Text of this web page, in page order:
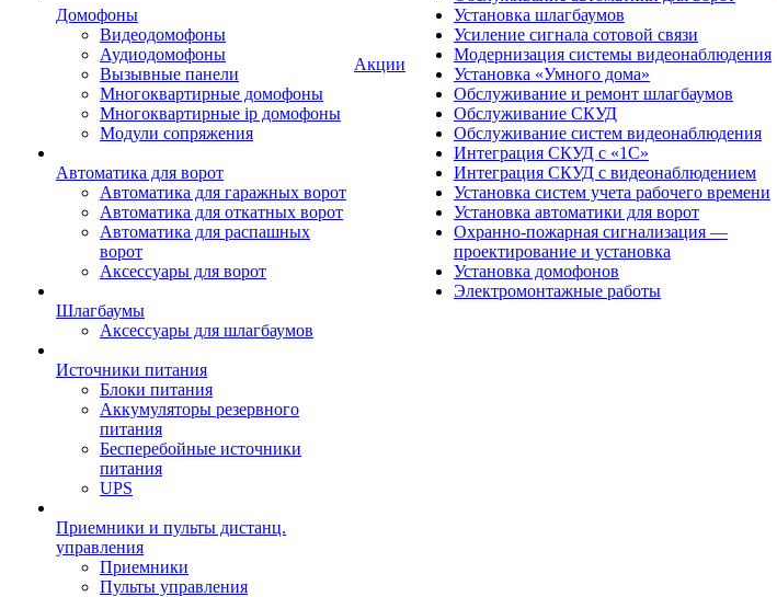
Домофоны
Видеодомофоны
Аудиодомофоны
Вызывные панели
Многоквартирные домофоны
Многоквартирные ip домофоны
Модули сопряжения
Автоматика для ворот
Автоматика для гаражных ворот
Автоматика для откатных ворот
Автоматика для распашных
ворот
Аксессуары для ворот
Шлагбаумы
Аксессуары для шлагбаумов
Источники питания
Блоки питания
Аккумуляторы резервного
питания
Бесперебойные источники
питания
UPS
Приемники и пульты дистанц.
управления
Приемники
Пульты управления
Акции
Установка шлагбаумов
Усиление сигнала сотовой связи
Модернизация системы видеонаблюдения
Установка «Умного дома»
Обслуживание и ремонт шлагбаумов
Обслуживание СКУД
Обслуживание систем видеонаблюдения
Интеграция СКУД с «1С»
Интеграция СКУД с видеонаблюдением
Установка систем учета рабочего времени
Установка автоматики для ворот
Охранно-пожарная сигнализация —
проектирование и установка
Установка домофонов
Электромонтажные работы